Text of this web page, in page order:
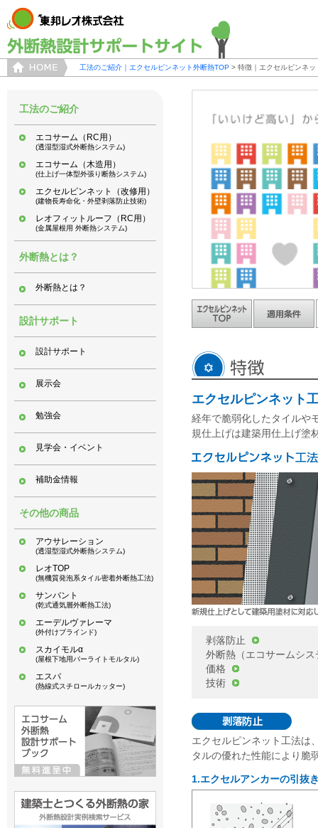
工法のご紹介｜エクセルピンネット外断熱TOP > 特徴｜エクセルピンネッ
エクセルピンネット
経年で脆弱化したタイルや
規仕上げは建築用仕上げ塗
剥落防止
外断熱（エコサームシ
価格
技術
エクセルピンネット工法は
タルの優れた性能により脆
1.エクセルアンカーの引抜
工法のご紹介
エコサーム（RC用）
(透湿型湿式外断熱システム)
エコサーム（木造用）
(仕上げ一体型外張り断熱システム)
エクセルピンネット（改修用）
(建物長寿命化・外壁剥落防止技術)
レオフィットルーフ（RC用）
(金属屋根用 外断熱システム)
外断熱とは？
外断熱とは？
設計サポート
設計サポート
展示会
勉強会
見学会・イベント
補助金情報
その他の商品
アウサレーション
(透湿型湿式外断熱システム)
レオTOP
(無機質発泡系タイル密着外断熱工法)
サンバント
(乾式通気層外断熱工法)
エーデルヴァレーマ
(外付けブラインド)
スカイモルα
(屋根下地用パーライトモルタル)
エスパ
(熱線式スチロールカッター)